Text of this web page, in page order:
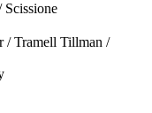
Scissione
/Tramell Tillman /